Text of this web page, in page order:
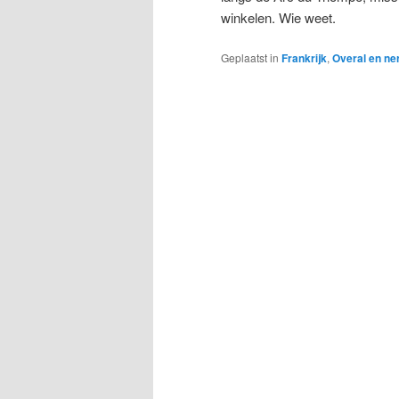
winkelen. Wie weet.
Geplaatst in Frankrijk, Overal en